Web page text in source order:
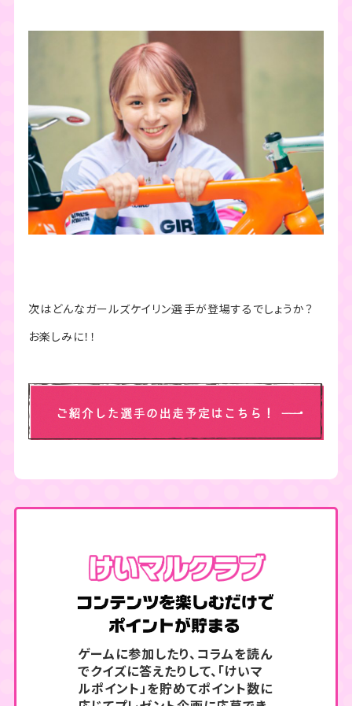
次はどんなガールズケイリン選手が登場するでしょうか？
お楽しみに！！
ゲームに参加したり、コラムを読ん
でクイズに答えたりして、 「けいマ
ルポイント」を貯めてポイント数に